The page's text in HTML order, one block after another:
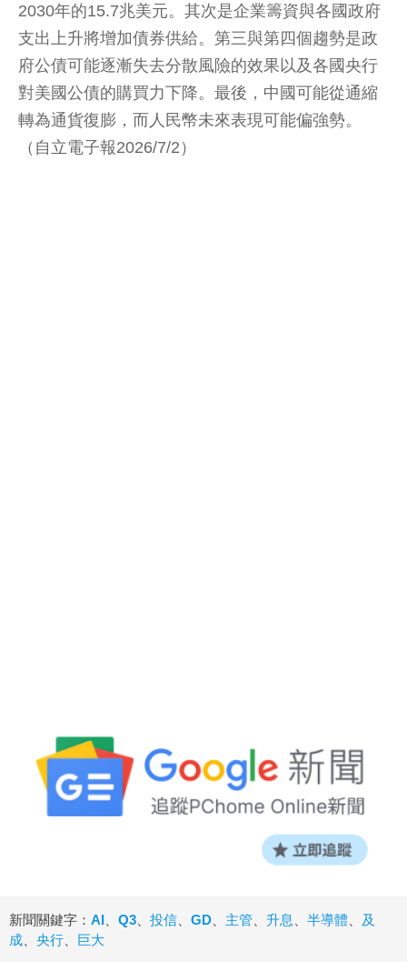
2030年的15.7兆美元。其次是企業籌資與各國政府
支出上升將增加債券供給。第三與第四個趨勢是政
府公債可能逐漸失去分散風險的效果以及各國央行
對美國公債的購買力下降。最後，中國可能從通縮
轉為通貨復膨，而人民幣未來表現可能偏強勢。
（自立電子報2026/7/2）
新聞關鍵字： AI Q3 投信 GD 主管 升息 半導體
及
成
央行 巨大